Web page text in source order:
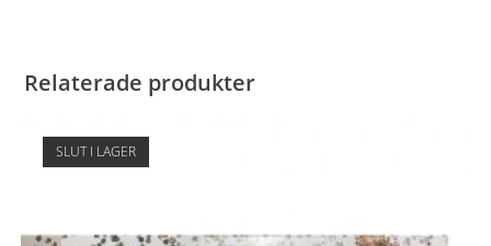
Relaterade produkter
SLUT I LAGER